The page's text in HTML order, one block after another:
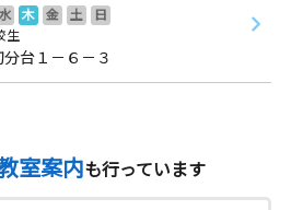
木 金 土
日
生
台１－６－３
室案内も行っています